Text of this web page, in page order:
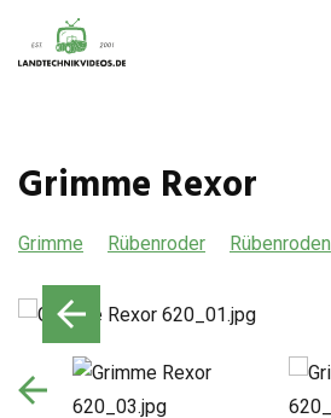
Grimme Rexor
Grimme Rübenroder Rübenroden